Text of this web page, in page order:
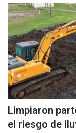
Limpiaron
el riesgo de